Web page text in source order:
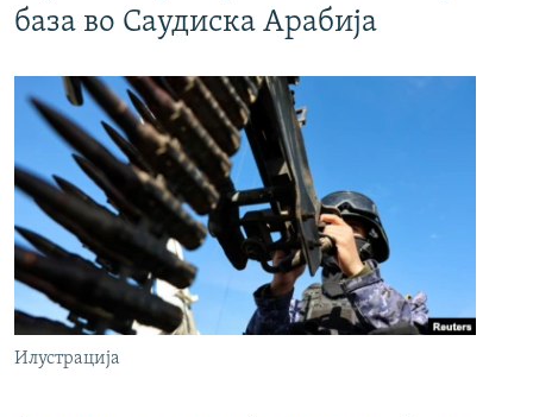
база во Саудиска Арабија
Илустрација